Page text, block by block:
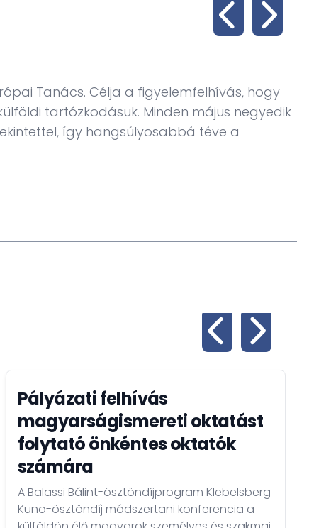
Tanács. Célja a figyelemfelhívás, hogy
tartózkodásuk. Minden május negyedik
így hangsúlyosabbá téve a
Pályázati felhívás
magyarságismereti oktatást
folytató önkéntes oktatók
számára
A Balassi Bálint-ösztöndíjprogram Klebelsberg
Kuno-ösztöndíj módszertani konferencia a